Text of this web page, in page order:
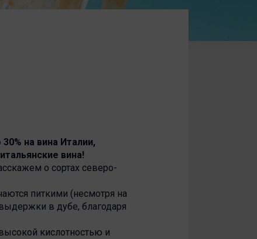
на вина Италии,
вина!
о сортах северо-
питкими (несмотря на
в дубе, благодаря
кислотностью и